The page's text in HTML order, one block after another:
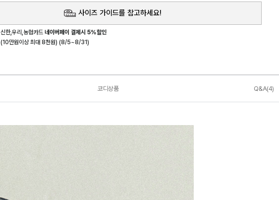
사이즈 가이드를 참고하세요!
신한,우리,농협카드네이버페이 결제시 5%할인
(10만원이상 최대 8천원) (8/5~8/31)
코디상품 Q&A(4)